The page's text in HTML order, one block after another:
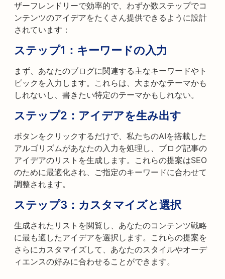
ザーフレンドリーで効率的で、わずか数ステップでコ
ンテンツのアイデアをたくさん提供できるように設計
されています：
ステップ1：キーワードの入力
まず、あなたのブログに関連する主なキーワードやト
ピックを入力します。これらは、大まかなテーマかも
しれないし、書きたい特定のテーマかもしれない。
ステップ2：アイデアを生み出す
ボタンをクリックするだけで、私たちのAIを搭載した
アルゴリズムがあなたの入力を処理し、ブログ記事の
アイデアのリストを生成します。これらの提案はSEO
のために最適化され、ご指定のキーワードに合わせて
調整されます。
ステップ3：カスタマイズと選択
生成されたリストを閲覧し、あなたのコンテンツ戦略
に最も適したアイデアを選択します。これらの提案を
さらにカスタマイズして、あなたのスタイルやオーデ
ィエンスの好みに合わせることができます。